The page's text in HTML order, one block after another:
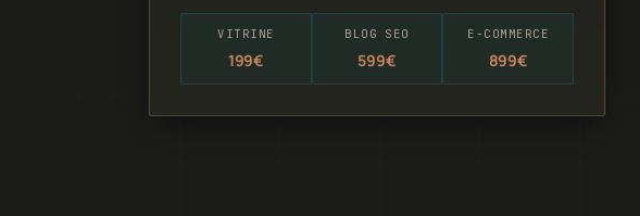
VITRINE
199€
BLOG SEO
599€
E-COMMERCE
899€